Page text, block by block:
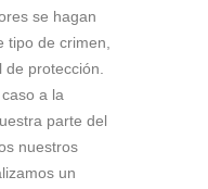
se hagan
tipo de crimen,
protección.
a la
parte del
nuestros
un